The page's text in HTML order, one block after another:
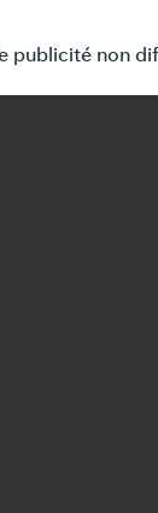
publicité non